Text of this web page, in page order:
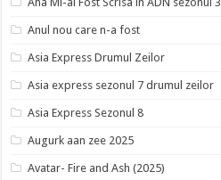
Anul nou care n-a fost
Asia Express Drumul Zeilor
Asia express sezonul 7 drumul zeilor
Asia Express Sezonul 8
Augurk aan zee 2025
Avatar- Fire and Ash (2025)